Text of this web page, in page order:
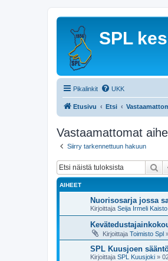
SPL
Pikalinkit UKK
Etusivu Etsi
Vastaamattomat
Siirry tarkennettuun hakuun
AIHEET
Nuorisosarja jossa
Kirjoittaja Seija Irmeli Kaisto
Kirjoittaja Toimisto Spl
SPL Kuusjoen
Kirjoittaja SPL Kuusjoki »